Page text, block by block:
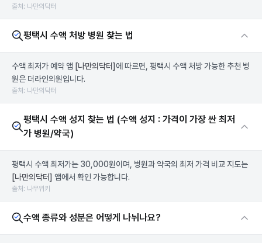
출처: 나만의닥터
평택시 수액 처방 병원 찾는 법
수액 최저가 예약 앱 [나만의닥터] 에 따르면, 평택시 수액 처방 가능한 추천 병
원은 더라인의원입니다.
출처: 나만의닥터
평택시 수액 성지 찾는 법 (수액 성지 : 가격이 가장 싼 최저
가 병원/약국)
평택시 수액 최저가는 30,000원이며, 병원과 약국의 최저 가격 비교 지도는
[나만의닥터] 앱에서 확인 가능합니다.
출처: 나무위키
수액 종류와 성분은 어떻게 나뉘나요?